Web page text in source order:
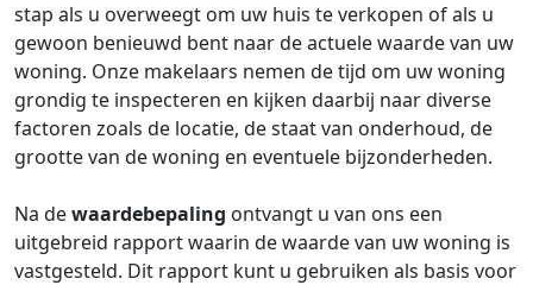
stap als u overweegt om uw huis te verkopen of als u
gewoon benieuwd bent naar de actuele waarde van uw
woning. Onze makelaars nemen de tijd om uw woning
grondig te inspecteren en kijken daarbij naar diverse
factoren zoals de locatie, de staat van onderhoud, de
grootte van de woning en eventuele bijzonderheden.
Na dewaardebepaling ontvangt u van ons een
uitgebreid rapport waarin de waarde van uw woning is
vastgesteld. Dit rapport kunt u gebruiken als basis voor